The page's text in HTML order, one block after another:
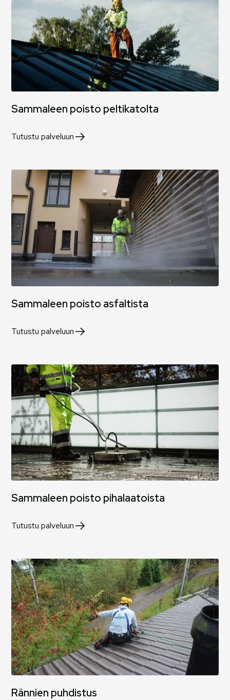
Sammaleen poisto peltikatolta
Tutustu palveluun
Sammaleen poisto asfaltista
Tutustu palveluun
Sammaleen poisto pihalaatoista
Tutustu palveluun
Rännien puhdistus